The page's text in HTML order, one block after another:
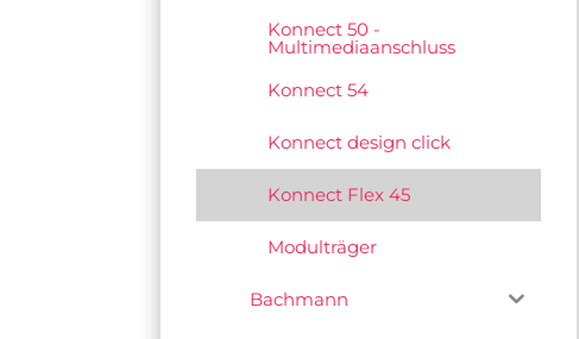
Konnect 50 -
Multimediaanschluss
Konnect 54
Konnect design click
Konnect Flex 45
Modulträger
Bachmann